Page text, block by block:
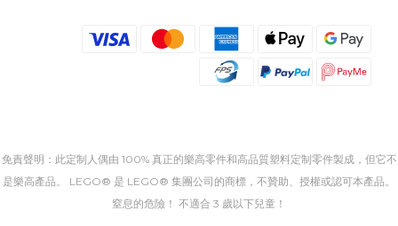
免責聲明：此定制人偶由 100% 真正的樂高零件和高品質塑料定制零件製成，但它不
是樂高產品。 LEGO® 是 LEGO® 集團公司的商標，不贊助、授權或認可本產品。
窒息的危險！ 不適合 3 歲以下兒童！